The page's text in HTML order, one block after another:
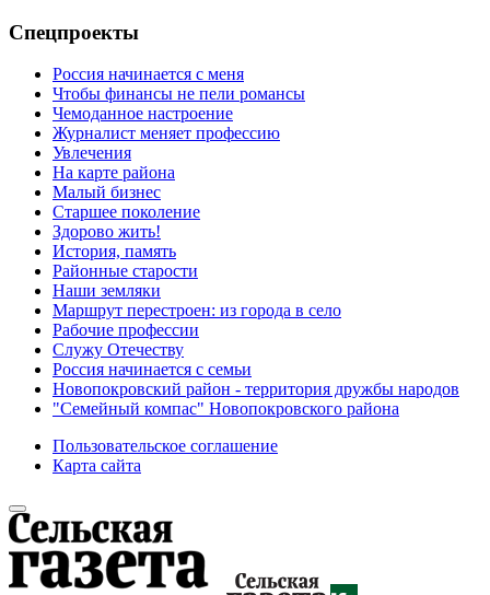
Спецпроекты
Россия начинается с меня
Чтобы финансы не пели романсы
Чемоданное настроение
Журналист меняет профессию
Увлечения
На карте района
Малый бизнес
Старшее поколение
Здорово жить!
История, память
Районные старости
Наши земляки
Маршрут перестроен: из города в село
Рабочие профессии
Служу Отечеству
Россия начинается с семьи
Новопокровский район - территория дружбы народов
"Семейный компас" Новопокровского района
Пользовательское соглашение
Карта сайта